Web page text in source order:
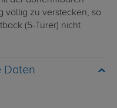
völlig zu verstecken, so
(5-Türer) nicht
Daten